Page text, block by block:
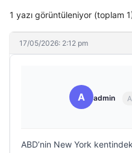
1 yazı görüntüleniyor (toplam
17/05/2026: 2:12 pm
A admin
ABD’nin New York